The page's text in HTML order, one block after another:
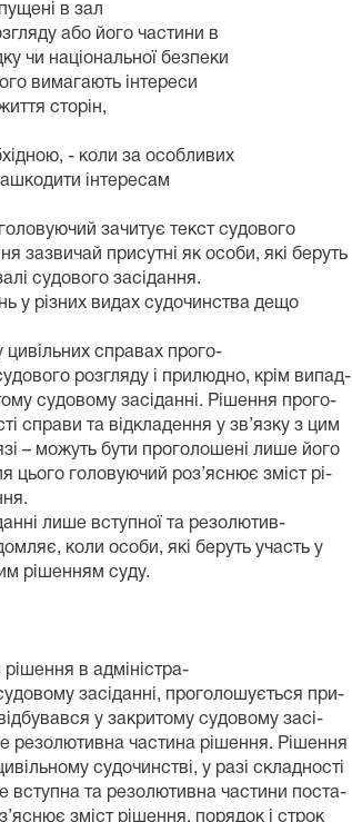
в зал
або його частини в
чи національної безпеки
вимагають інтереси
сторін,
- коли за особливих
інтересам
зачитує текст судового
зазвичай присутні як особи, які беруть
судового засідання.
у різних видах судочинства дещо
цивільних справах прого-
розгляду і прилюдно, крім випад-
судовому засіданні. Рішення прого-
справи та відкладення у зв’язку з цим
– можуть бути проголошені лише його
цього головуючий роз’яснює зміст рі-
лише вступної та резолютив-
коли особи, які беруть участь у
рішенням суду.
в адміністра-
засіданні, проголошується при-
у закритому судовому засі-
резолютивна частина рішення. Рішення
судочинстві, у разі складності
та резолютивна частини поста-
зміст рішення, порядок і строк